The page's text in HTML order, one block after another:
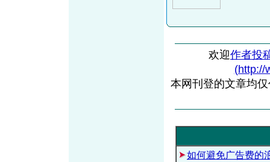
欢迎作者投
(http://
本网刊登的文章均
如何避免广告费的